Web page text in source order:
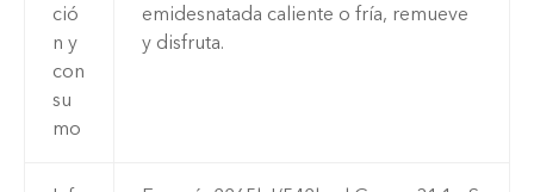
ció
n y
con
su
mo
emidesnatada caliente o fría, remueve
y disfruta.